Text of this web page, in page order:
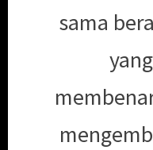
sama